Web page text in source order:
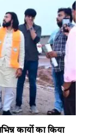
कार्यो का किया